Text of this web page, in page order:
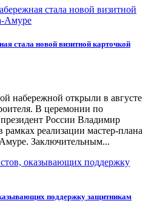
стала новой визитной карточкой
набережной открыли в августе
В церемонии по
России Владимир
реализации мастер-плана
Заключительным...
поддержку защитникам